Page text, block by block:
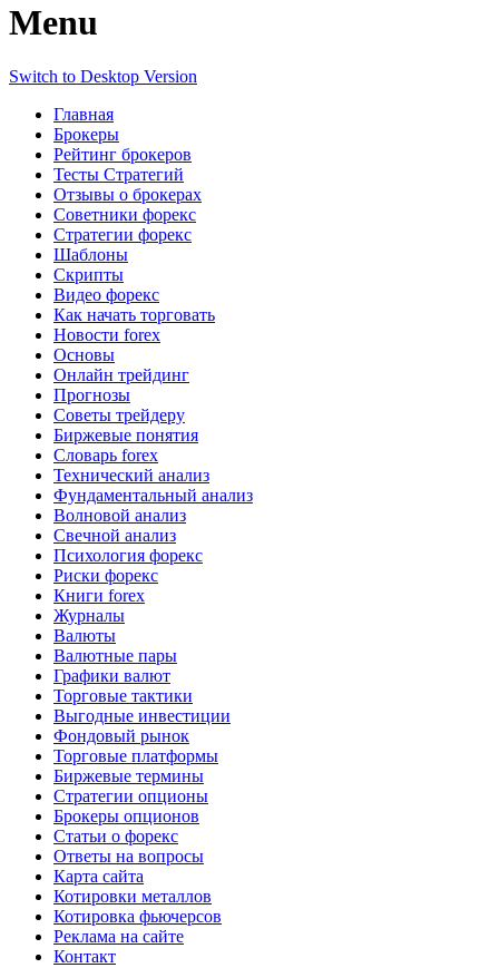
Menu
Switch to Desktop Version
Главная
Брокеры
Рейтинг брокеров
Тесты Стратегий
Отзывы о брокерах
Советники форекс
Стратегии форекс
Шаблоны
Скрипты
Видео форекс
Как начать торговать
Новости forex
Основы
Онлайн трейдинг
Прогнозы
Советы трейдеру
Биржевые понятия
Словарь forex
Технический анализ
Фундаментальный анализ
Волновой анализ
Свечной анализ
Психология форекс
Риски форекс
Книги forex
Журналы
Валюты
Валютные пары
Графики валют
Торговые тактики
Выгодные инвестиции
Фондовый рынок
Торговые платформы
Биржевые термины
Стратегии опционы
Брокеры опционов
Статьи о форекс
Ответы на вопросы
Карта сайта
Котировки металлов
Котировка фьючерсов
Реклама на сайте
Контакт